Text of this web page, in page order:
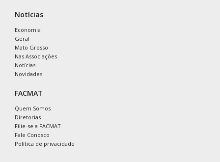
Notícias
Economia
Geral
Mato Grosso
Nas Associações
Notícias
Novidades
FACMAT
Quem Somos
Diretorias
Filie-se a FACMAT
Fale Conosco
Política de privacidade